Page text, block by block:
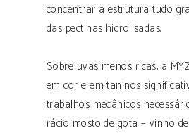
concentrar a estrutura tudo
das pectinas hidrolisadas.
Sobre uvas menos ricas, a
em cor e em taninos
trabalhos mecânicos
rácio mosto de gota – vinho